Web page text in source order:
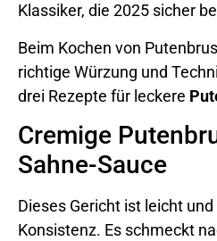
Klassiker, die 2025 sicher
Beim Kochen von
richtige Würzung und
drei Rezepte für leckere
Cremige
Sahne-Sauce
Dieses Gericht ist leicht
Konsistenz. Es schmeckt